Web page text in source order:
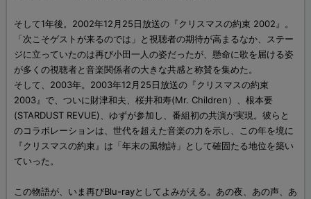
そして1年後。2002年12月25日放送の『クリスマスの約束 2002』。
「次こそゲストが来るのでは」と視聴者の期待が高まるなか、ステー
ジに立っていたのは再び小田一人の姿だったが、懸命に歌を届ける姿
が多くの視聴者と音楽関係者の大きな共感と称賛を集めた。
そして、2003年。2003年12月25日放送の『クリスマスの約束
2003』で、ついに財津和夫、桜井和寿(Mr. Children）、根本要
(STARDUST REVUE)、ゆずが参加し、番組初の共演が実現。彼らと
のコラボレーションは、世代を超えた音楽の力を示し、この年を境に
『クリスマスの約束』は「年末の風物詩」として確固たる地位を築い
ていった。
この物語が、いま再びBlu-rayとしてよみがえる。あの夜、あの声、あ